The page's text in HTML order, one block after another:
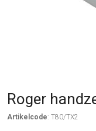
Roger
Artikelcode: T80/TX2